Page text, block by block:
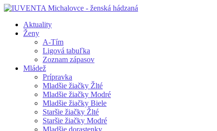
Aktuality
Ženy
A-Tím
Ligová tabuľka
Zoznam zápasov
Mládež
Prípravka
Mladšie žiačky Žlté
Mladšie žiačky Modré
Mladšie žiačky Biele
Staršie žiačky Žlté
Staršie žiačky Modré
Mladšie dorastenky